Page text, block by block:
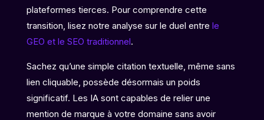
plateformes tierces. Pour comprendre cette
transition, lisez notre analyse sur le duel entre le
GEO et le SEO traditionnel.
Sachez qu’une simple citation textuelle, même sans
lien cliquable, possède désormais un poids
significatif. Les IA sont capables de relier une
mention de marque à votre domaine sans avoir